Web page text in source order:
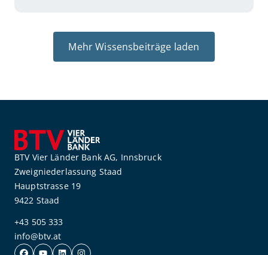
Mehr Wissensbeiträge laden
BTV Vier Länder Bank AG, Innsbruck
Zweigniederlassung Staad
Hauptstrasse 19
9422 Staad
+43 505 333
info@btv.at